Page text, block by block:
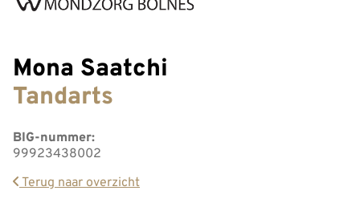
Mona Saatchi
Tandarts
BIG-nummer:
99923438002
Terug naar overzicht